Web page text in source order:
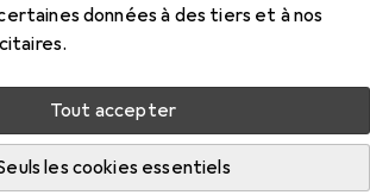
données à des tiers et à nos
Tout accepter
les cookies essentiels